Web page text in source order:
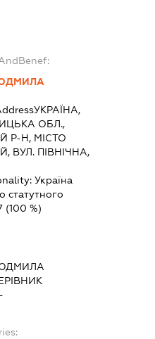
УКРАЇНА,
ОБЛ.,
Р-Н, МІСТО
ВУЛ. ПІВНІЧНА,
Україна
статутного
(100 %)